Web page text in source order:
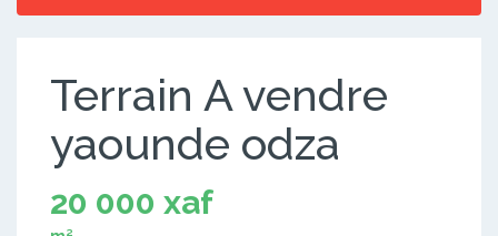
Terrain A vendre
yaounde odza
20 000 xaf